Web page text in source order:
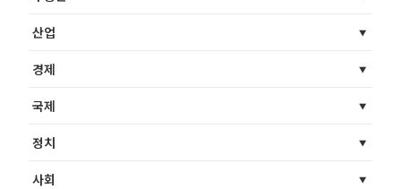
산업
경제
국제
정치
사회